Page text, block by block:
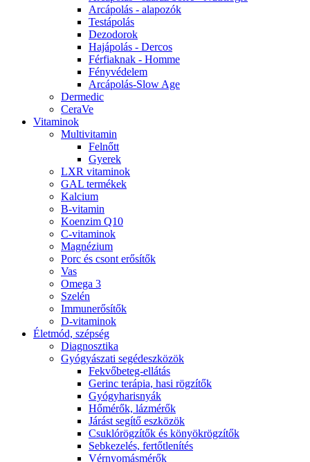
Arcápolás - alapozók
Testápolás
Dezodorok
Hajápolás - Dercos
Férfiaknak - Homme
Fényvédelem
Arcápolás-Slow Age
Dermedic
CeraVe
Vitaminok
Multivitamin
Felnőtt
Gyerek
LXR vitaminok
GAL termékek
Kalcium
B-vitamin
Koenzim Q10
C-vitaminok
Magnézium
Porc és csont erősítők
Vas
Omega 3
Szelén
Immunerősítők
D-vitaminok
Életmód, szépség
Diagnosztika
Gyógyászati segédeszközök
Fekvőbeteg-ellátás
Gerinc terápia, hasi rögzítők
Gyógyharisnyák
Hőmérők, lázmérők
Járást segítő eszközök
Csuklórögzítők és könyökrögzítők
Sebkezelés, fertőtlenítés
Vérnyomásmérők